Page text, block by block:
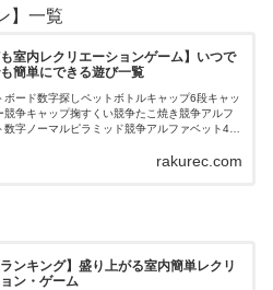
】一覧
も室内レクリエーションゲーム】いつで
簡単にできる遊び一覧
ボード数字探しペットボトルキャップ6段キャッ
競争キャップ掬すくい競争たこ焼き競争アルフ
数字ノーマルピラミッド競争アルファベット4段
rakurec.com
ランキング】盛り上がる室内簡単レクリ
ン・ゲーム